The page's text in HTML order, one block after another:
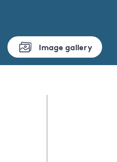
Image gallery